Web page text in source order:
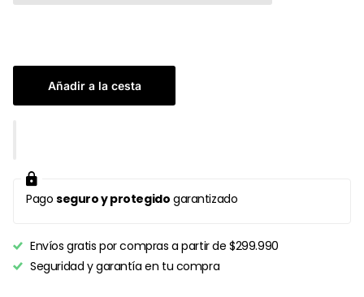
Añadir a la cesta
Pago seguro y protegido garantizado
Envíos gratis por compras a partir de $299.990
Seguridad y garantía en tu compra